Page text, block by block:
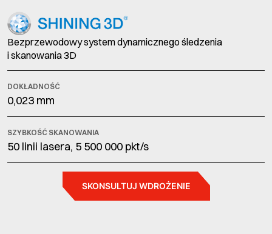
Bezprzewodowy system dynamicznego śledzenia
i skanowania 3D
DOKŁADNOŚĆ
0,023 mm
SZYBKOŚĆ SKANOWANIA
50 linii lasera, 5 500 000 pkt/s
SKONSULTUJ WDROŻENIE